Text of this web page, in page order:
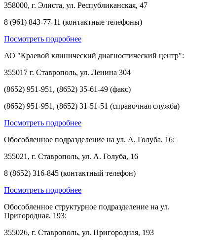
358000, г. Элиста, ул. Республиканская, 47
8 (961) 843-77-11 (контактные телефоны)
Посмотреть подробнее
АО "Краевой клинический диагностический центр":
355017 г. Ставрополь, ул. Ленина 304
(8652) 951-951, (8652) 35-61-49 (факс)
(8652) 951-951, (8652) 31-51-51 (справочная служба)
Посмотреть подробнее
Обособленное подразделение на ул. А. Голуба, 16:
355021, г. Ставрополь, ул. А. Голуба, 16
8 (8652) 316-845 (контактный телефон)
Посмотреть подробнее
Обособленное структурное подразделение на ул.
Пригородная, 193:
355026, г. Ставрополь, ул. Пригородная, 193